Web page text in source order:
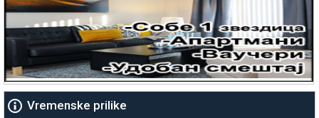
Vremenske prilike